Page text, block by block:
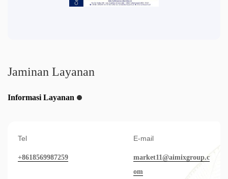
Jaminan Layanan
Informasi Layanan
Tel
+8618569987259
E-mail
market11@aimixgroup.c
om